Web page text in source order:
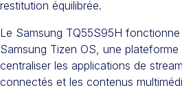
restitution équilibrée.
Le Samsung TQ55S95H
Samsung Tizen OS, une
centraliser les applications de
connectés et les contenus